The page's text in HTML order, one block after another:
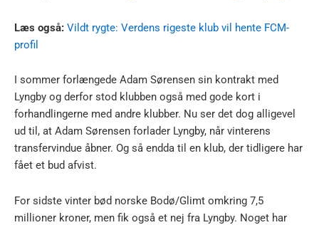
Læs også: Vildt rygte: Verdens rigeste klub vil hente FCM-
profil
I sommer forlængede Adam Sørensen sin kontrakt med
Lyngby og derfor stod klubben også med gode kort i
forhandlingerne med andre klubber. Nu ser det dog alligevel
ud til, at Adam Sørensen forlader Lyngby, når vinterens
transfervindue åbner. Og så endda til en klub, der tidligere har
fået et bud afvist.
For sidste vinter bød norske Bodø/Glimt omkring 7,5
millioner kroner, men fik også et nej fra Lyngby. Noget har